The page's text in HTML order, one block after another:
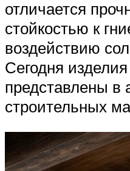
отличается
стойкостью к
воздействию
Сегодня
представлены в
строительных